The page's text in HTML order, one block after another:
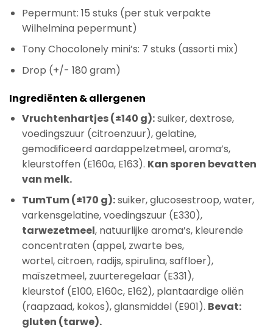
Pepermunt: 15 stuks (per stuk verpakte
Wilhelmina pepermunt)
Tony Chocolonely mini’s: 7 stuks (assorti mix)
Drop (+/- 180 gram)
Ingrediënten & allergenen
Vruchtenhartjes (±140 g):suiker, dextrose,
voedingszuur (citroenzuur), gelatine,
gemodificeerd aardappelzetmeel, aroma’s,
kleurstoffen (E160a, E163). Kan sporen bevatten
van melk.
TumTum (±170 g):suiker, glucosestroop, water,
varkensgelatine, voedingszuur (E330),
tarwezetmeel, natuurlijke aroma’s, kleurende
concentraten (appel, zwarte bes,
wortel, citroen, radijs, spirulina, saffloer),
maïszetmeel, zuurteregelaar (E331),
kleurstof (E100, E160c, E162), plantaardige oliën
(raapzaad, kokos), glansmiddel (E901). Bevat:
gluten (tarwe).